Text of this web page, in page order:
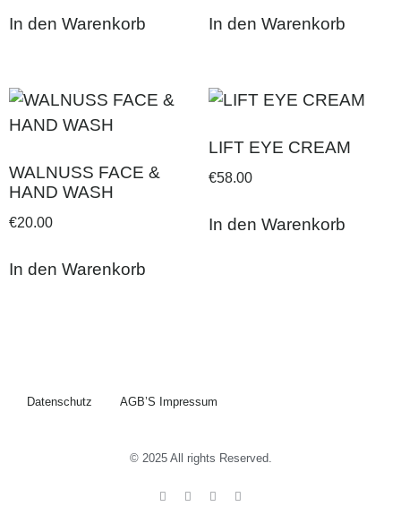
In den Warenkorb In den Warenkorb
WALNUSS FACE &
HAND WASH
€20.00
In den Warenkorb
LIFT EYE CREAM
€58.00
In den Warenkorb
Datenschutz AGB’S Impressum
© 2025 All rights Reserved.